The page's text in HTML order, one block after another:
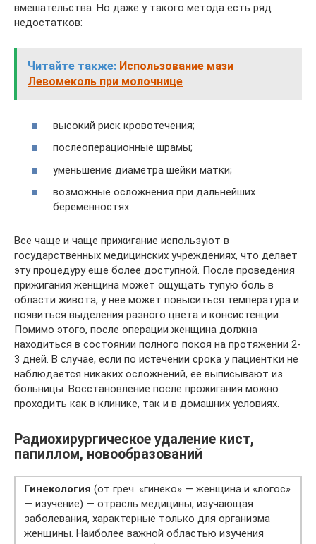
вмешательства. Но даже у такого метода есть ряд
недостатков:
Читайте также: Использование мази
Левомеколь при молочнице
высокий риск кровотечения;
послеоперационные шрамы;
уменьшение диаметра шейки матки;
возможные осложнения при дальнейших
беременностях.
Все чаще и чаще прижигание используют в
государственных медицинских учреждениях, что делает
эту процедуру еще более доступной. После проведения
прижигания женщина может ощущать тупую боль в
области живота, у нее может повыситься температура и
появиться выделения разного цвета и консистенции.
Помимо этого, после операции женщина должна
находиться в состоянии полного покоя на протяжении 2-
3 дней. В случае, если по истечении срока у пациентки не
наблюдается никаких осложнений, её выписывают из
больницы. Восстановление после прожигания можно
проходить как в клинике, так и в домашних условиях.
Радиохирургическое удаление кист,
папиллом, новообразований
Гинекология (от греч. «гинеко» — женщина и «логос»
— изучение) — отрасль медицины, изучающая
заболевания, характерные только для организма
женщины. Наиболее важной областью изучения